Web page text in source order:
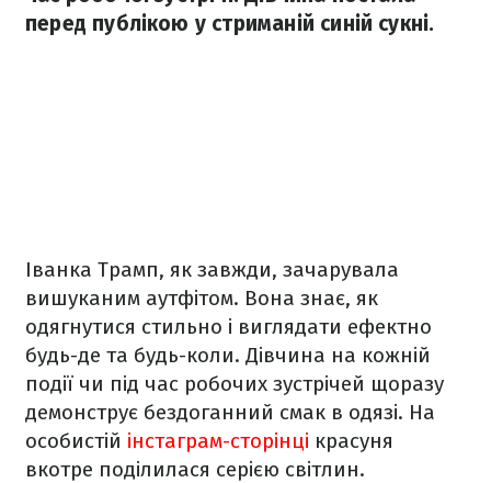
перед публікою у стриманій синій сукні.
Іванка Трамп, як завжди, зачарувала
вишуканим аутфітом. Вона знає, як
одягнутися стильно і виглядати ефектно
будь-де та будь-коли. Дівчина на кожній
події чи під час робочих зустрічей щоразу
демонструє бездоганний смак в одязі. На
особистій інстаграм-сторінці красуня
вкотре поділилася серією світлин.